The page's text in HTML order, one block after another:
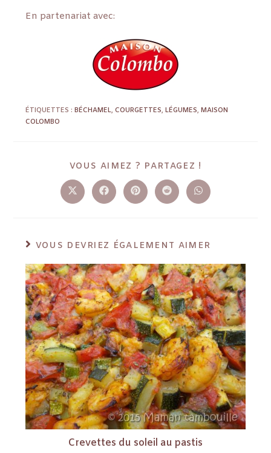
En partenariat avec:
ÉTIQUETTES :BÉCHAMEL, COURGETTES, LÉGUMES, MAISON
COLOMBO
VOUS AIMEZ ? PARTAGEZ !
VOUS DEVRIEZ ÉGALEMENT AIMER
Crevettes du soleil au pastis